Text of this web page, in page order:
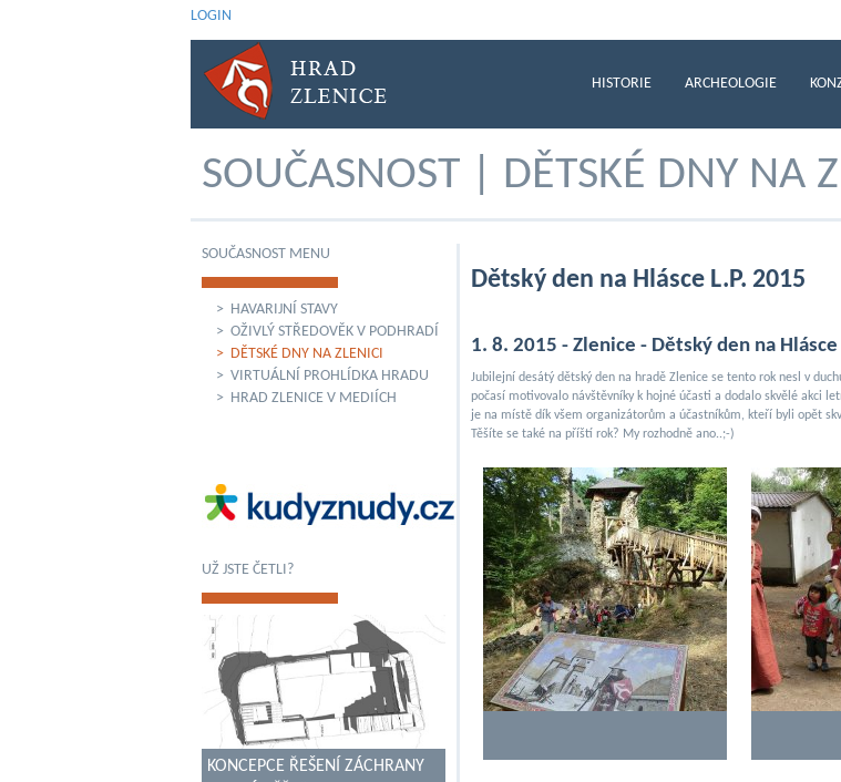
LOGIN
HISTORIE ARCHEOLOGIE
SOUČASNOST | DĚTSKÉ DNY NA
SOUČASNOST MENU
> HAVARIJNÍ STAVY
> OŽIVLÝ STŘEDOVĚK V PODHRADÍ
> DĚTSKÉ DNY NA ZLENICI
> VIRTUÁLNÍ PROHLÍDKA HRADU
> HRAD ZLENICE V MEDIÍCH
UŽ JSTE ČETLI?
KONCEPCE ŘEŠENÍ ZÁCHRANY
Dětský den na Hlásce L.P. 2015
1. 8. 2015 - Zlenice - Dětský den na
Jubilejní desátý dětský den na hradě Zlenice se tento rok nesl v
počasí motivovalo návštěvníky k hojné účasti a dodalo skvělé akci
je na místě dík všem organizátorům a účastníkům, kteří byli opět
Těšíte se také na příští rok? My rozhodně ano..;-)